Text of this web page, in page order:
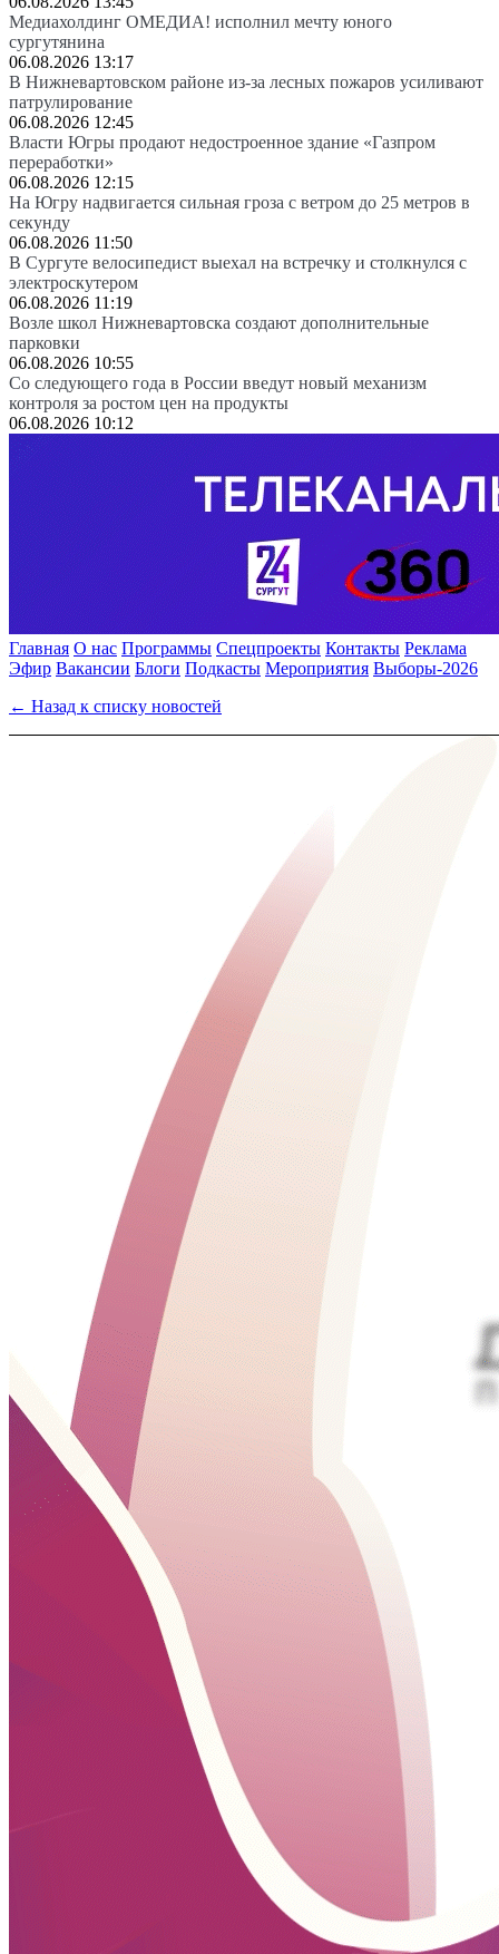
Медиахолдинг ОМЕДИА! исполнил мечту юного
сургутянина
06.08.2026 13:17
В Нижневартовском районе из-за лесных пожаров усиливают
патрулирование
06.08.2026 12:45
Власти Югры продают недостроенное здание «Газпром
переработки»
06.08.2026 12:15
На Югру надвигается сильная гроза с ветром до 25 метров в
секунду
06.08.2026 11:50
В Сургуте велосипедист выехал на встречку и столкнулся с
электроскутером
06.08.2026 11:19
Возле школ Нижневартовска создают дополнительные
парковки
06.08.2026 10:55
Со следующего года в России введут новый механизм
контроля за ростом цен на продукты
06.08.2026 10:12
Главная О нас Программы Спецпроекты Контакты Реклама
Эфир Вакансии Блоги Подкасты Мероприятия Выборы-2026
← Назад к списку новостей